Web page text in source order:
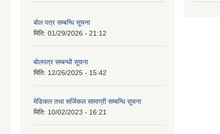
बोल पत्र सम्बन्धि सूचना
मिति: 01/29/2026 - 21:12
बोलपत्र सम्बन्धी सूचना
मिति: 12/26/2025 - 15:42
मेडिकल तथा सर्जिकल सामाग्री सम्बन्धि सूचना
मिति: 10/02/2023 - 16:21